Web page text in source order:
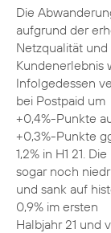
Die
aufgrund der
Netzqualität
Kundenerlebnis
Infolgedessen
bei Postpaid um
+0,4%-Punkte
+0,3%-Punkte
1,2% in H1 21.
sogar noch
und sank auf
0,9% im ersten
Halbjahr 21 und